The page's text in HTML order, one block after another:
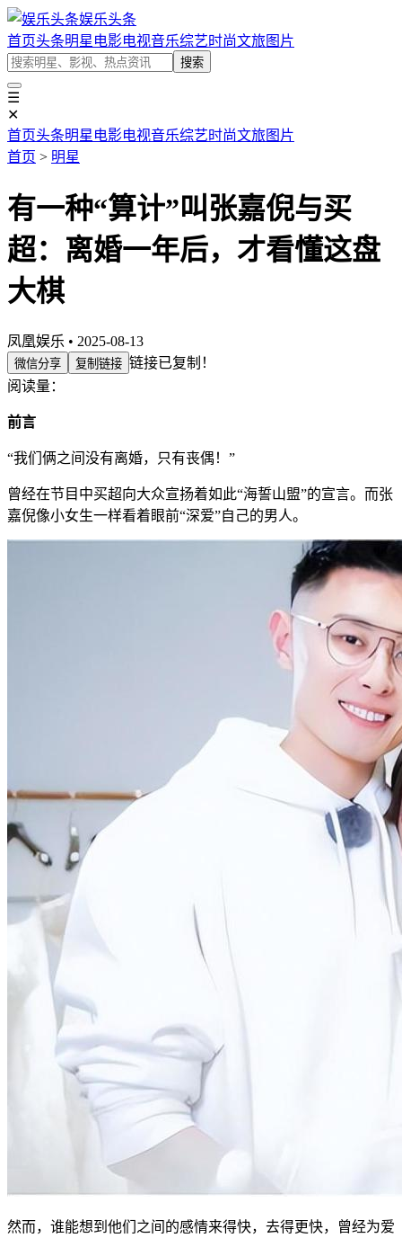
娱乐头条
首页头条明星 电影电视音乐综艺时尚文旅图片
搜索
☰
✕
首页头条明星 电影电视音乐综艺时尚文旅图片
首页 > 明星
有一种“算计”叫张嘉倪与买
超：离婚一年后，才看懂这盘
大棋
凤凰娱乐 • 2025-08-13
微信分享 复制链接 链接已复制！
阅读量：
前言
“我们俩之间没有离婚，只有丧偶！”
曾经在节目中买超向大众宣扬着如此“海誓山盟”的宣言。而张
嘉倪像小女生一样看着眼前“深爱”自己的男人。
然而，谁能想到他们之间的感情来得快，去得更快，曾经为爱